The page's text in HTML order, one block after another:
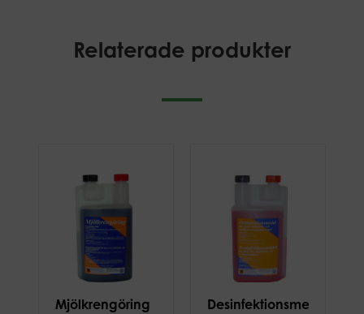
Relaterade produkter
Mjölkrengöring
Desinfektionsmedel